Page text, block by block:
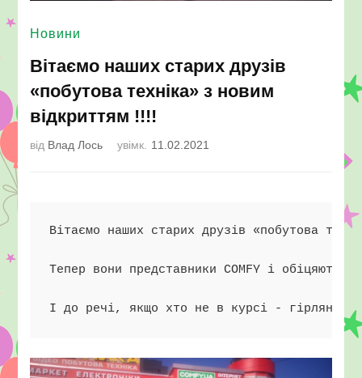
Новини
Вітаємо наших старих друзів
«побутова техніка» з новим
відкриттям !!!!
від Влад Лось увімк. 11.02.2021
Вітаємо наших старих друзів «побутова
Тепер вони представники COMFY і
І до речі, якщо хто не в курсі - гірлянда